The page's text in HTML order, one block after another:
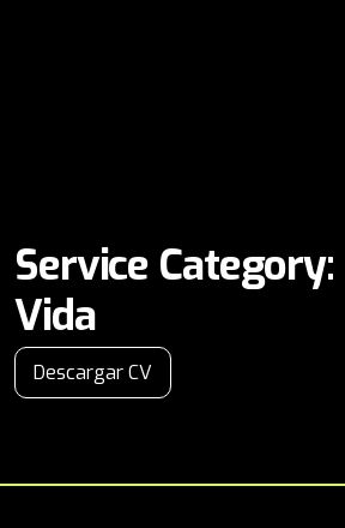
Service Category:
Vida
Descargar CV